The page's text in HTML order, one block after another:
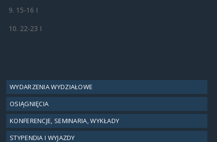
9. 15-16 I
10. 22-23 I
WYDARZENIA WYDZIAŁOWE
OSIĄGNIĘCIA
KONFERENCJE, SEMINARIA, WYKŁADY
STYPENDIA I WYJAZDY